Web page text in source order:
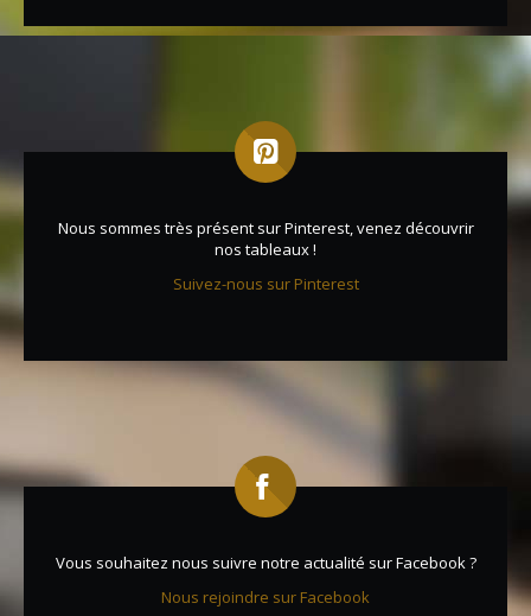
Nous sommes très présent sur Pinterest, venez découvrir
nos tableaux !
Suivez-nous sur Pinterest
Vous souhaitez nous suivre notre actualité sur Facebook ?
Nous rejoindre sur Facebook